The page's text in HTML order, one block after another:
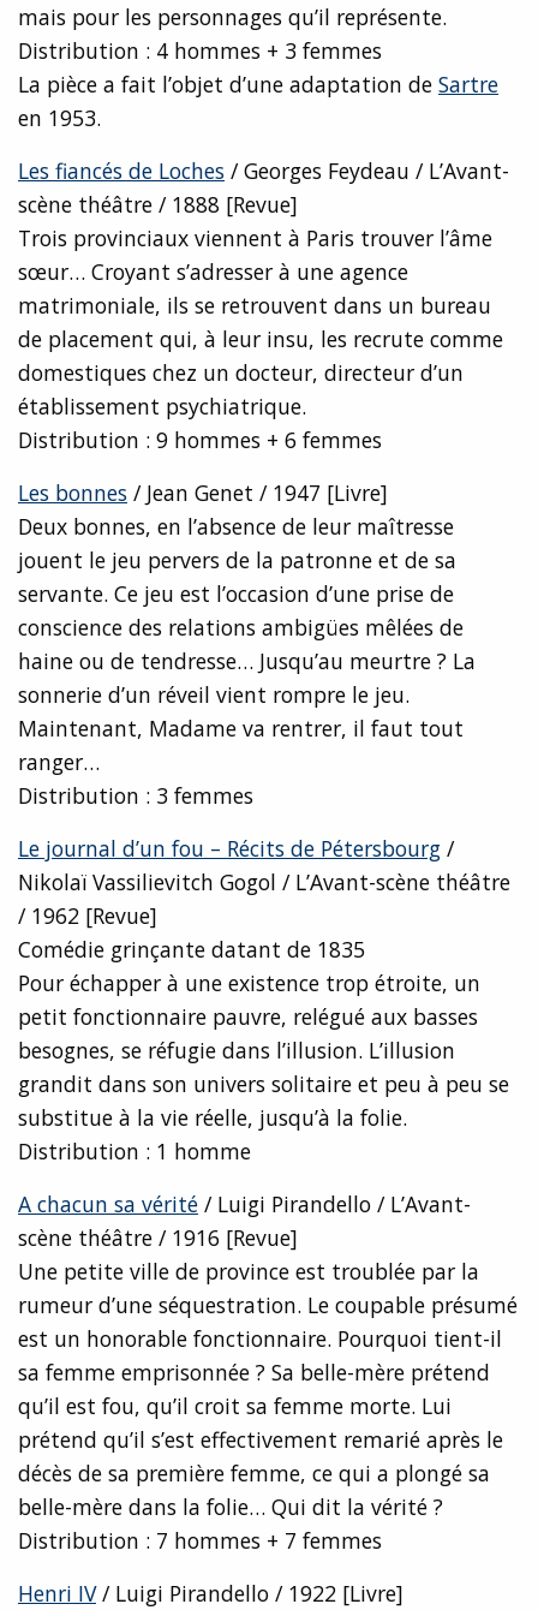
mais pour les personnages qu’il représente.
Distribution : 4 hommes + 3 femmes
La pièce a fait l’objet d’une adaptation de Sartre
en 1953.
Les fiancés de Loches / Georges Feydeau / L’Avant-
scène théâtre / 1888 [Revue]
Trois provinciaux viennent à Paris trouver l’âme
sœur… Croyant s’adresser à une agence
matrimoniale, ils se retrouvent dans un bureau
de placement qui, à leur insu, les recrute comme
domestiques chez un docteur, directeur d’un
établissement psychiatrique.
Distribution : 9 hommes + 6 femmes
Les bonnes / Jean Genet / 1947 [Livre]
Deux bonnes, en l’absence de leur maîtresse
jouent le jeu pervers de la patronne et de sa
servante. Ce jeu est l’occasion d’une prise de
conscience des relations ambigües mêlées de
haine ou de tendresse… Jusqu’au meurtre ? La
sonnerie d’un réveil vient rompre le jeu.
Maintenant, Madame va rentrer, il faut tout
ranger…
Distribution : 3 femmes
Le journal d’un fou – Récits de Pétersbourg /
Nikolaï Vassilievitch Gogol / L’Avant-scène théâtre
/ 1962 [Revue]
Comédie grinçante datant de 1835
Pour échapper à une existence trop étroite, un
petit fonctionnaire pauvre, relégué aux basses
besognes, se réfugie dans l’illusion. L’illusion
grandit dans son univers solitaire et peu à peu se
substitue à la vie réelle, jusqu’à la folie.
Distribution : 1 homme
A chacun sa vérité / Luigi Pirandello / L’Avant-
scène théâtre / 1916 [Revue]
Une petite ville de province est troublée par la
rumeur d’une séquestration. Le coupable présumé
est un honorable fonctionnaire. Pourquoi tient-il
sa femme emprisonnée ? Sa belle-mère prétend
qu’il est fou, qu’il croit sa femme morte. Lui
prétend qu’il s’est effectivement remarié après le
décès de sa première femme, ce qui a plongé sa
belle-mère dans la folie… Qui dit la vérité ?
Distribution : 7 hommes + 7 femmes
Henri IV/ Luigi Pirandello / 1922 [Livre]